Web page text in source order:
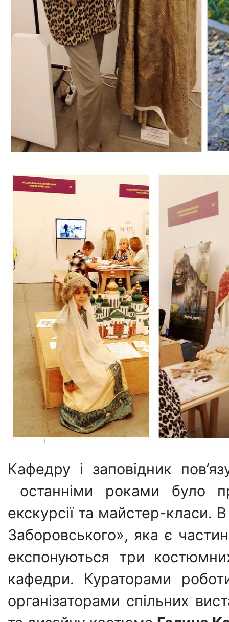
Кафедру і заповідник
останніми роками було
екскурсії та майстер-класи.
Заборовського», яка є
експонуються три
кафедри. Кураторами
організаторами спільних